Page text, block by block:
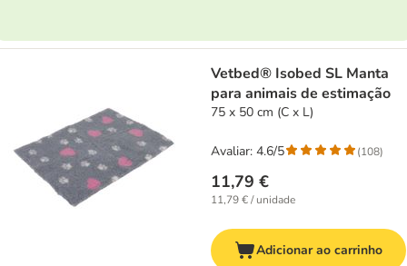
Vetbed® Isobed SL Manta
para animais de estimação
75 x 50 cm (C x L)
11,79 €
11,79 € / unidade
Avaliar: 4.6/5 (108)
Adicionar ao carrinho